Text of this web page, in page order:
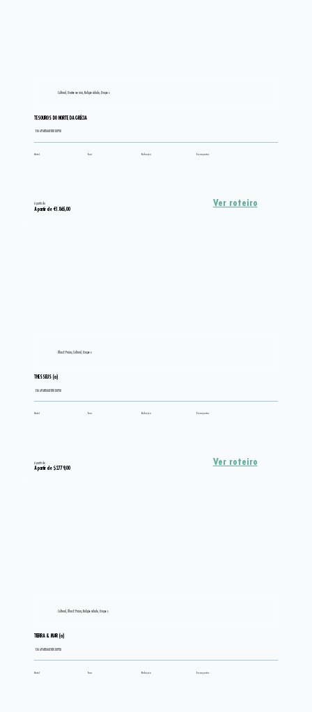
Cultural, Gastronomia, Religiosidade, Grupos
Ver roteiro
A partir de €1.865,00
A partir de
TESOUROS DO NORTE DA GRÉCIA
EM APARTAMENTO DUPLO
Hotel Tour Refeição Transportes
Ilhas E Praias, Cultural, Grupos
Ver roteiro
A partir de $2.779,00
A partir de
THESSEUS (a)
EM APARTAMENTO DUPLO
Hotel Tour Refeição Transportes
Cultural, Ilhas E Praias, Religiosidade, Grupos
TIERRA & MAR (a)
EM APARTAMENTO DUPLO
Hotel Tour Refeição Transportes